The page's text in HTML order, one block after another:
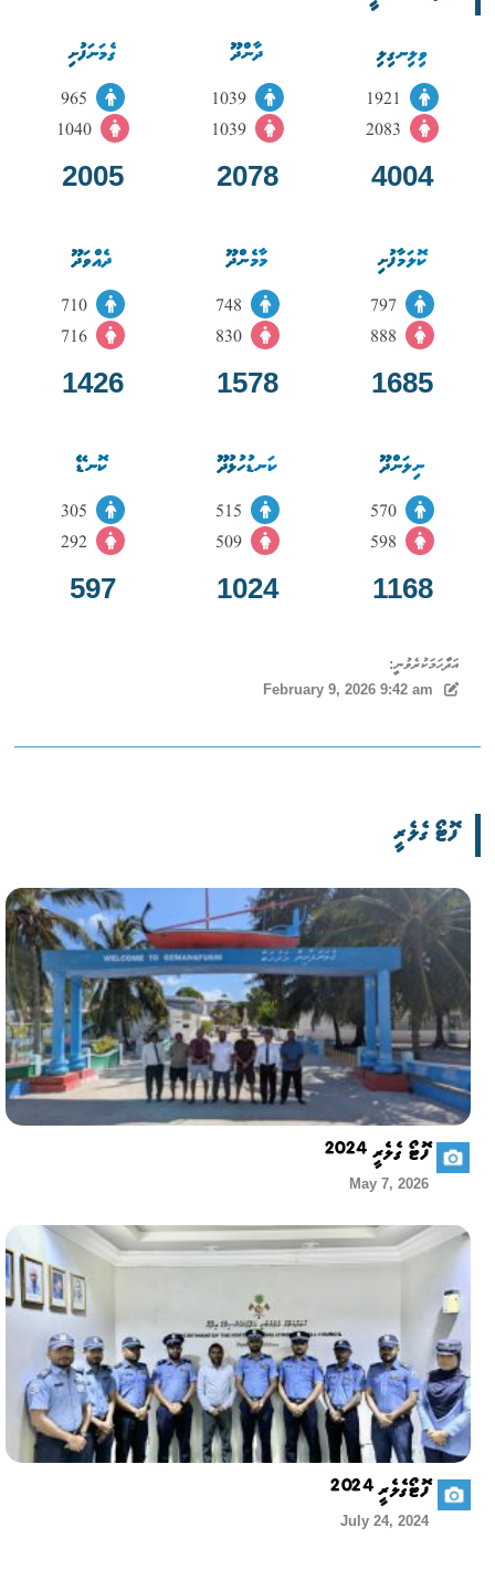
ވިލިނގިލި
1921
2083
4004
ދާންދޫ
1039
1039
2078
ގެމަނަފުށި
1040
2005
ކޮލަމާފުށި
797
888
1685
މާމެންދޫ
748
830
1578
ދެއްވަދޫ
710
716
1426
ނިލަންދޫ
570
598
1168
ކަނޑުހުޅުދޫ
515
509
1024
ކޮނޑޭ
292
597
އަދާހަމަކުރެވުނީ:
February 9, 2026 9:42 am
ފޮޓޯ ގެލެރީ
ފޮޓޯ ގެލެރީ 2024
May 7, 2026
ފޮޓޯގެލެރީ 2024
July 24, 2024